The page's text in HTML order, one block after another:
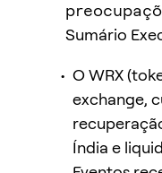
Sumário
O WRX
exchange,
Índia e